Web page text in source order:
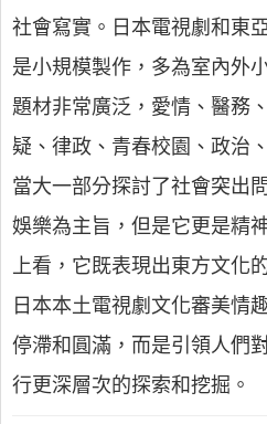
社會寫實。日本電視劇和東
是小規模製作，多為室內外
題材非常廣泛，愛情、醫務
疑、律政、青春校園、政治
當大一部分探討了社會突出
娛樂為主旨，但是它更是精
上看，它既表現出東方文化
日本本土電視劇文化審美情
停滯和圓滿，而是引領人們
行更深層次的探索和挖掘。